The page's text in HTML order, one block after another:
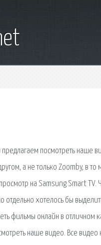
посмотреть наше
а не только Zoomby, в
на Samsung Smart
хотелось бы
фильмы онлайн в отличном
наше видео. Все видео